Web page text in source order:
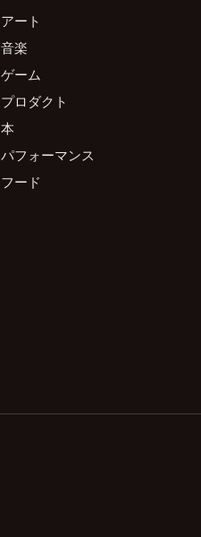
アート
音楽
ゲーム
プロダクト
本
パフォーマンス
フード